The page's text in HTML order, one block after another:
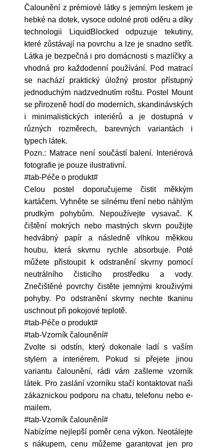
Čalounění z prémiové látky s jemným leskem je
hebké na dotek, vysoce odolné proti oděru a díky
technologii LiquidBlocked odpuzuje tekutiny,
které zůstávají na povrchu a lze je snadno setřít.
Látka je bezpečná i pro domácnosti s mazlíčky a
vhodná pro každodenní používání. Pod matrací
se nachází praktický úložný prostor přístupný
jednoduchým nadzvednutím roštu. Postel Mount
se přirozeně hodí do moderních, skandinávských
i minimalistických interiérů a je dostupná v
různých rozměrech, barevných variantách i
typech látek.
Pozn.: Matrace není součástí balení. Interiérová
fotografie je pouze ilustrativní.
#tab-Péče o produkt#
Celou postel doporučujeme čistit měkkým
kartáčem. Vyhněte se silnému tření nebo náhlým
prudkým pohybům. Nepoužívejte vysavač. K
čištění mokrých nebo mastných skvrn použijte
hedvábný papír a následně vlhkou měkkou
houbu, která skvrnu rychle absorbuje. Poté
můžete přistoupit k odstranění skvrny pomocí
neutrálního čisticího prostředku a vody.
Znečištěné povrchy čistěte jemnými krouživými
pohyby. Po odstranění skvrny nechte tkaninu
uschnout při pokojové teplotě.
#tab-Péče o produkt#
#tab-Vzorník čalounění#
Zvolte si odstín, který dokonale ladí s vaším
stylem a interiérem. Pokud si přejete jinou
variantu čalounění, rádi vám zašleme vzorník
látek. Pro zaslání vzorníku stačí kontaktovat naši
zákaznickou podporu na chatu, telefonu nebo e-
mailem.
#tab-Vzorník čalounění#
Nabízíme nejlepší poměr cena výkon. Neotálejte
s nákupem, cenu můžeme garantovat jen pro